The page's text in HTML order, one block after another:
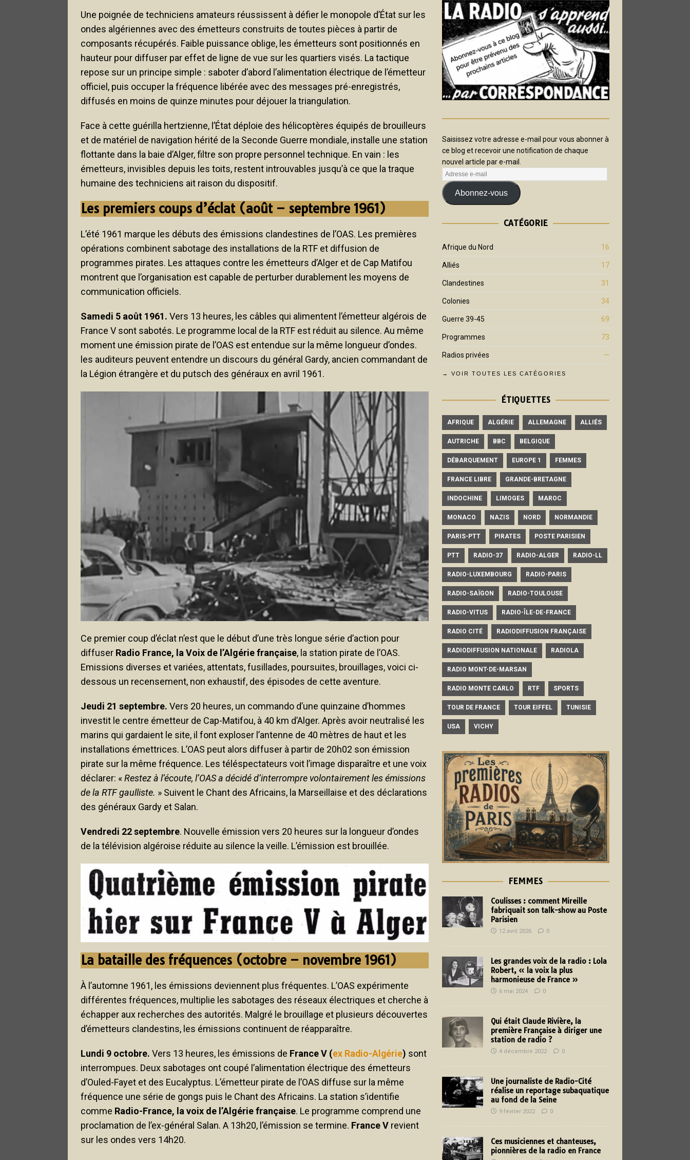
Une poignée de techniciens amateurs réussissent à défier le monopole d’État sur les
ondes algériennes avec des émetteurs construits de toutes pièces à partir de
composants récupérés. Faible puissance oblige, les émetteurs sont positionnés en
hauteur pour diffuser par effet de ligne de vue sur les quartiers visés. La tactique
repose sur un principe simple : saboter d’abord l’alimentation électrique de l’émetteur
officiel, puis occuper la fréquence libérée avec des messages pré-enregistrés,
diffusés en moins de quinze minutes pour déjouer la triangulation.
Face à cette guérilla hertzienne, l’État déploie des hélicoptères équipés de brouilleurs
et de matériel de navigation hérité de la Seconde Guerre mondiale, installe une station
flottante dans la baie d’Alger, filtre son propre personnel technique. En vain : les
émetteurs, invisibles depuis les toits, restent introuvables jusqu’à ce que la traque
humaine des techniciens ait raison du dispositif.
Les premiers coups d’éclat (août – septembre 1961)
L’été 1961 marque les débuts des émissions clandestines de l’OAS. Les premières
opérations combinent sabotage des installations de la RTF et diffusion de
programmes pirates. Les attaques contre les émetteurs d’Alger et de Cap Matifou
montrent que l’organisation est capable de perturber durablement les moyens de
communication officiels.
Samedi 5 août 1961. Vers 13 heures, les câbles qui alimentent l’émetteur algérois de
France V sont sabotés. Le programme local de la RTF est réduit au silence. Au même
moment une émission pirate de l’OAS est entendue sur la même longueur d’ondes.
les auditeurs peuvent entendre un discours du général Gardy, ancien commandant de
la Légion étrangère et du putsch des généraux en avril 1961.
Ce premier coup d’éclat n’est que le début d’une très longue série d’action pour
diffuser Radio France, la Voix de l’Algérie française, la station pirate de l’OAS.
Emissions diverses et variées, attentats, fusillades, poursuites, brouillages, voici ci-
dessous un recensement, non exhaustif, des épisodes de cette aventure.
Jeudi 21 septembre. Vers 20 heures, un commando d’une quinzaine d’hommes
investit le centre émetteur de Cap-Matifou, à 40 km d’Alger. Après avoir neutralisé les
marins qui gardaient le site, il font exploser l’antenne de 40 mètres de haut et les
installations émettrices. L’OAS peut alors diffuser à partir de 20h02 son émission
pirate sur la même fréquence. Les téléspectateurs voit l’image disparaître et une voix
déclarer: «Restez à l’écoute, l’OAS a décidé d’interrompre volontairement les émissions
de la RTF gaulliste. » Suivent le Chant des Africains, la Marseillaise et des déclarations
des généraux Gardy et Salan.
Vendredi 22 septembre. Nouvelle émission vers 20 heures sur la longueur d’ondes
de la télévision algéroise réduite au silence la veille. L’émission est brouillée.
La bataille des fréquences (octobre – novembre 1961)
À l’automne 1961, les émissions deviennent plus fréquentes. L’OAS expérimente
différentes fréquences, multiplie les sabotages des réseaux électriques et cherche à
échapper aux recherches des autorités. Malgré le brouillage et plusieurs découvertes
d’émetteurs clandestins, les émissions continuent de réapparaître.
Lundi 9 octobre. Vers 13 heures, les émissions de France V (ex Radio-Algérie) sont
interrompues. Deux sabotages ont coupé l’alimentation électrique des émetteurs
d’Ouled-Fayet et des Eucalyptus. L’émetteur pirate de l’OAS diffuse sur la même
fréquence une série de gongs puis le Chant des Africains. La station s’identifie
comme Radio-France, la voix de l’Algérie française. Le programme comprend une
proclamation de l’ex-général Salan. A 13h20, l’émission se termine. France V revient
sur les ondes vers 14h20.
Saisissez votre adresse e-mail pour vous abonner à
ce blog et recevoir une notification de chaque
nouvel article par e-mail.
Abonnez-vous
CATÉGORIE
Afrique du Nord 16
Alliés 17
Clandestines 31
Colonies 34
Guerre 39-45 69
Programmes 73
Radios privées —
→ VOIR TOUTES LES CATÉGORIES
ÉTIQUETTES
AFRIQUE ALGÉRIE ALLEMAGNE ALLIÉS
AUTRICHE BBC BELGIQUE
DÉBARQUEMENT EUROPE 1 FEMMES
FRANCE LIBRE GRANDE-BRETAGNE
INDOCHINE LIMOGES MAROC
MONACO NAZIS NORD NORMANDIE
PARIS-PTT PIRATES POSTE PARISIEN
PTT RADIO-37 RADIO-ALGER RADIO-LL
RADIO-LUXEMBOURG RADIO-PARIS
RADIO-SAÏGON RADIO-TOULOUSE
RADIO-VITUS RADIO-ÎLE-DE-FRANCE
RADIO CITÉ RADIODIFFUSION FRANÇAISE
RADIODIFFUSION NATIONALE RADIOLA
RADIO MONT-DE-MARSAN
RADIO MONTE CARLO RTF SPORTS
TOUR DE FRANCE TOUR EIFFEL TUNISIE
USA VICHY
FEMMES
Coulisses : comment Mireille
fabriquait son talk-show au Poste
Parisien
12 avril 2026 0
Les grandes voix de la radio : Lola
Robert, « la voix la plus
harmonieuse de France »
6 mai 2024 0
Qui était Claude Rivière, la
première Française à diriger une
station de radio ?
4 décembre 2022 0
Une journaliste de Radio-Cité
réalise un reportage subaquatique
au fond de la Seine
9 février 2022 0
Ces musiciennes et chanteuses,
pionnières de la radio en France